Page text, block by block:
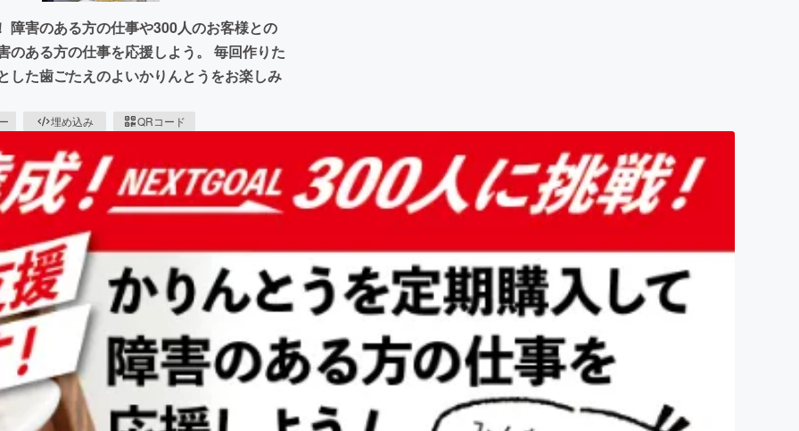
障害のある方の仕事や300人のお客様との
のある方の仕事を応援しよう。 毎回作りた
した歯ごたえのよいかりんとうをお楽しみ
埋め込み QRコード